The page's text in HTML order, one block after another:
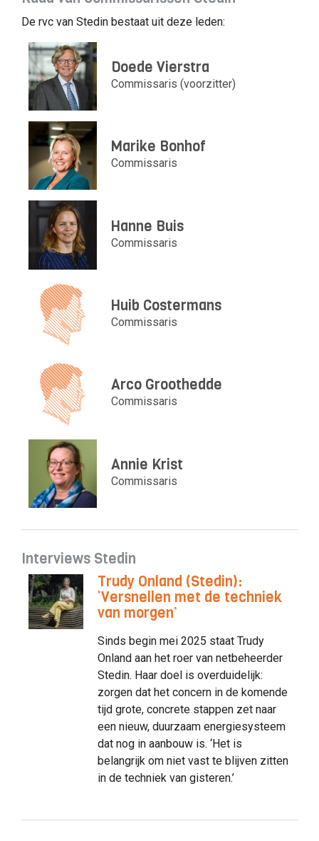
De rvc van Stedin bestaat uit deze leden:
Doede Vierstra
Commissaris (voorzitter)
Marike Bonhof
Commissaris
Hanne Buis
Commissaris
Huib Costermans
Commissaris
Arco Groothedde
Commissaris
Annie Krist
Commissaris
Interviews Stedin
Trudy Onland (Stedin):
‘Versnellen met de techniek
van morgen’
Sinds begin mei 2025 staat Trudy
Onland aan het roer van netbeheerder
Stedin. Haar doel is overduidelijk:
zorgen dat het concern in de komende
tijd grote, concrete stappen zet naar
een nieuw, duurzaam energiesysteem
dat nog in aanbouw is. ‘Het is
belangrijk om niet vast te blijven zitten
in de techniek van gisteren.’